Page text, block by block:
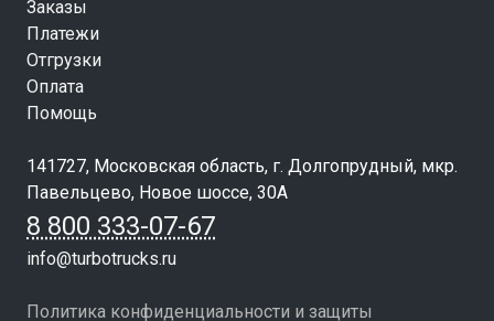
Заказы
Платежи
Отгрузки
Оплата
Помощь
141727, Московская область, г. Долгопрудный, мкр.
Павельцево, Новое шоссе, 30А
8 800 333-07-67
info@turbotrucks.ru
Политика конфиденциальности и защиты